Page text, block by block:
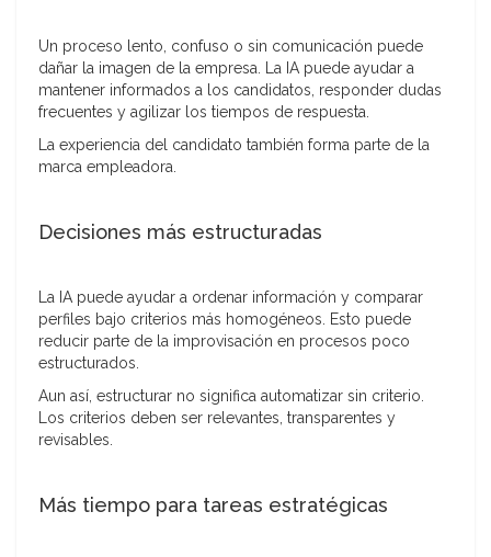
Un proceso lento, confuso o sin comunicación puede
dañar la imagen de la empresa. La IA puede ayudar a
mantener informados a los candidatos, responder dudas
frecuentes y agilizar los tiempos de respuesta.
La experiencia del candidato también forma parte de la
marca empleadora.
Decisiones más estructuradas
La IA puede ayudar a ordenar información y comparar
perfiles bajo criterios más homogéneos. Esto puede
reducir parte de la improvisación en procesos poco
estructurados.
Aun así, estructurar no significa automatizar sin criterio.
Los criterios deben ser relevantes, transparentes y
revisables.
Más tiempo para tareas estratégicas